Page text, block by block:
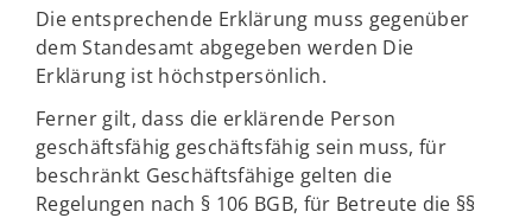
Die entsprechende Erklärung muss gegenüber
dem Standesamt abgegeben werden Die
Erklärung ist höchstpersönlich.
Ferner gilt, dass die erklärende Person
geschäftsfähig geschäftsfähig sein muss, für
beschränkt Geschäftsfähige gelten die
Regelungen nach § 106 BGB, für Betreute die §§